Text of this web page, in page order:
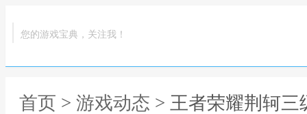
您的游戏宝典，关注我！
首页 > 游戏动态 > 王者荣耀荆轲